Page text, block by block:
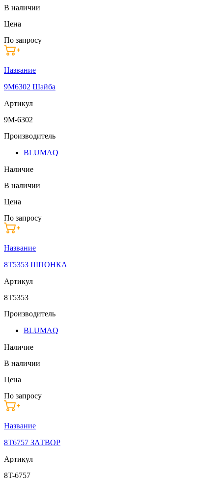
В наличии
Цена
По запросу
Название
9M6302 Шайба
Артикул
9M-6302
Производитель
BLUMAQ
Наличие
В наличии
Цена
По запросу
Название
8T5353 ШПОНКА
Артикул
8T5353
Производитель
BLUMAQ
Наличие
В наличии
Цена
По запросу
Название
8T6757 ЗАТВОР
Артикул
8T-6757